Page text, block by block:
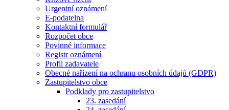
Urgentní oznámení
E-podatelna
Kontaktní formulář
Rozpočet obce
Povinné informace
Registr oznámení
Profil zadavatele
Obecné nařízení na ochranu osobních údajů (GDPR)
Zastupitelstvo obce
Podklady pro zastupitelstvo
23. zasedání